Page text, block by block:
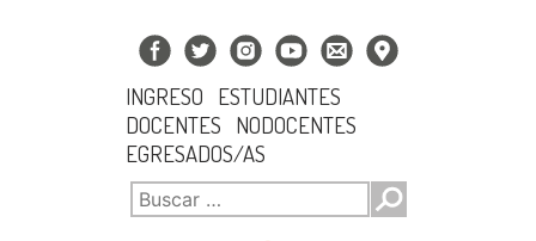
INGRESO
ESTUDIANTES
DOCENTES
NODOCENTES
EGRESADOS/AS